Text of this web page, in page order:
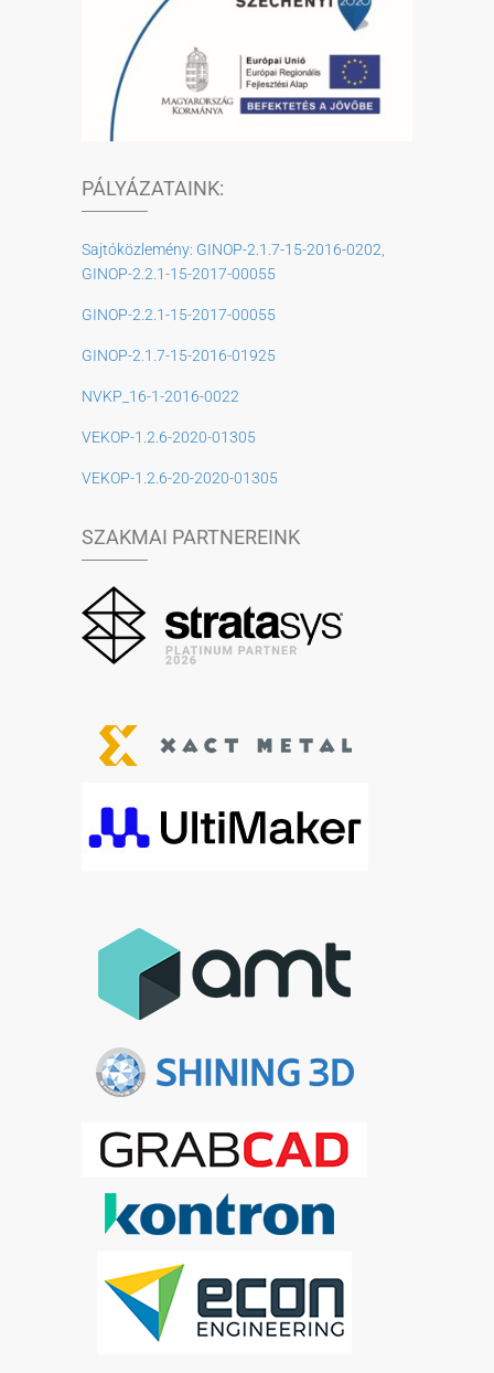
PÁLYÁZATAINK:
Sajtóközlemény: GINOP-2.1.7-15-2016-0202,
GINOP-2.2.1-15-2017-00055
GINOP-2.2.1-15-2017-00055
GINOP-2.1.7-15-2016-01925
NVKP_16-1-2016-0022
VEKOP-1.2.6-2020-01305
VEKOP-1.2.6-20-2020-01305
SZAKMAI PARTNEREINK